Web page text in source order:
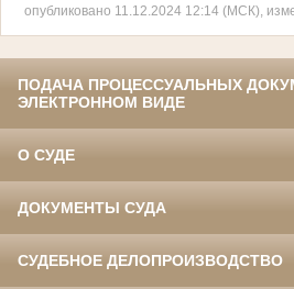
опубликовано 11.12.2024 12:14 (МСК),
ПОДАЧА ПРОЦЕССУАЛЬНЫХ
ЭЛЕКТРОННОМ ВИДЕ
О СУДЕ
ДОКУМЕНТЫ СУДА
СУДЕБНОЕ ДЕЛОПРОИЗВОДСТВО